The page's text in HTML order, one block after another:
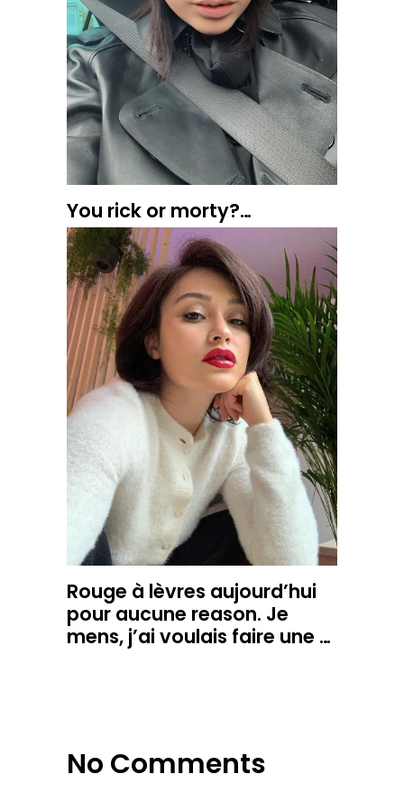
You rick or morty?…
Rouge à lèvres aujourd’hui
pour aucune reason. Je
mens, j’ai voulais faire une …
No Comments